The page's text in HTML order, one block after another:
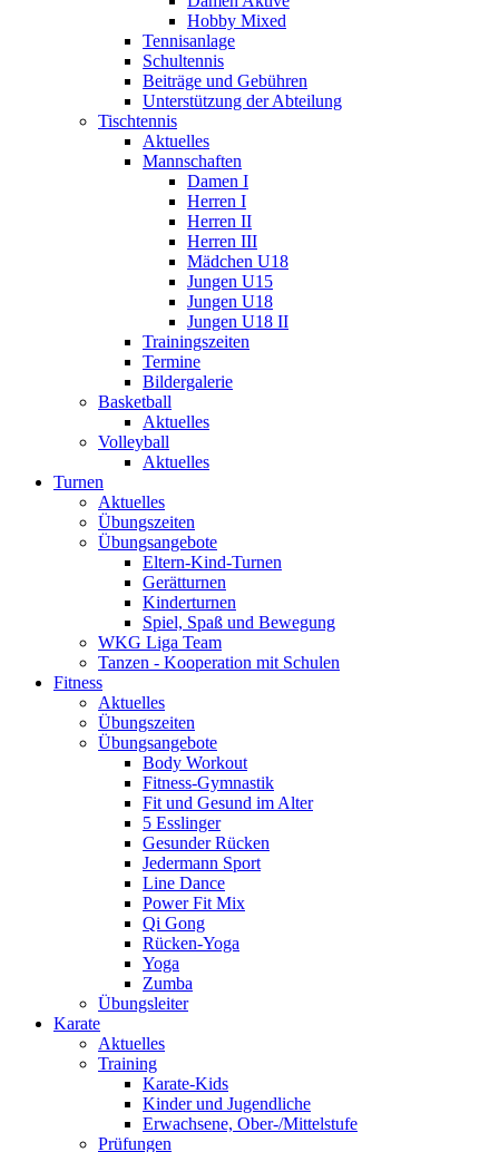
Hobby Mixed
Tennisanlage
Schultennis
Beiträge und Gebühren
Unterstützung der Abteilung
Tischtennis
Aktuelles
Mannschaften
Damen I
Herren I
Herren II
Herren III
Mädchen U18
Jungen U15
Jungen U18
Jungen U18 II
Trainingszeiten
Termine
Bildergalerie
Basketball
Aktuelles
Volleyball
Aktuelles
Turnen
Aktuelles
Übungszeiten
Übungsangebote
Eltern-Kind-Turnen
Gerätturnen
Kinderturnen
Spiel, Spaß und Bewegung
WKG Liga Team
Tanzen - Kooperation mit Schulen
Fitness
Aktuelles
Übungszeiten
Übungsangebote
Body Workout
Fitness-Gymnastik
Fit und Gesund im Alter
5 Esslinger
Gesunder Rücken
Jedermann Sport
Line Dance
Power Fit Mix
Qi Gong
Rücken-Yoga
Yoga
Zumba
Übungsleiter
Karate
Aktuelles
Training
Karate-Kids
Kinder und Jugendliche
Erwachsene, Ober-/Mittelstufe
Prüfungen